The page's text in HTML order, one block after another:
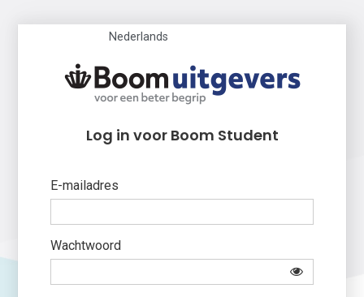
Nederlands
Log in voor Boom Student
E-mailadres
Wachtwoord